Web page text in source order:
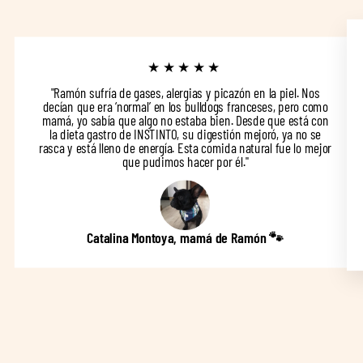
★★★★★
"Ramón sufría de gases, alergias y picazón en la piel. Nos
decían que era ‘normal’ en los bulldogs franceses, pero como
mamá, yo sabía que algo no estaba bien. Desde que está con
la dieta gastro de INSTINTO, su digestión mejoró, ya no se
rasca y está lleno de energía. Esta comida natural fue lo mejor
que pudimos hacer por él."
Catalina Montoya, mamá de Ramón 🐾